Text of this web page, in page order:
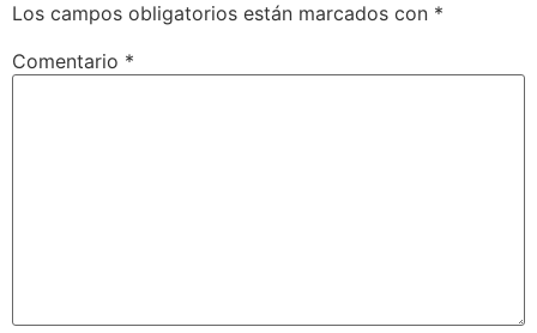
Los campos obligatorios están marcados con *
Comentario *